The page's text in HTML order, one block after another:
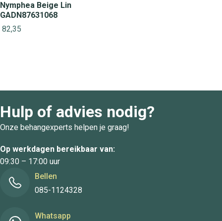
Nymphea Beige Lin
GADN87631068
82,35
Hulp of advies nodig?
Onze behangexperts helpen je graag!
Op werkdagen bereikbaar van:
09:30 – 17:00 uur
Bellen
085-1124328
Whatsapp